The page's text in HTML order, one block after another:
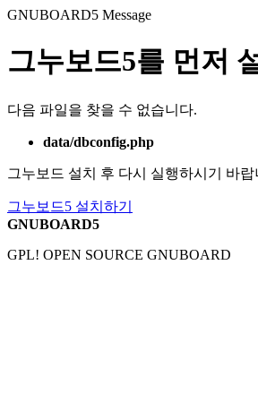
GNUBOARD5 Message
그누보드5를 먼저
다음 파일을 찾을 수 없습니다.
data/dbconfig.php
그누보드 설치 후 다시 실행하시기 바랍
그누보드5 설치하기
GNUBOARD5
GPL! OPEN SOURCE GNUBOARD